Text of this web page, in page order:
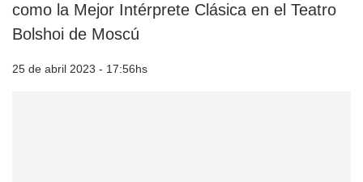
como la Mejor Intérprete Clásica en el Teatro
Bolshoi de Moscú
25 de abril 2023 - 17:56hs